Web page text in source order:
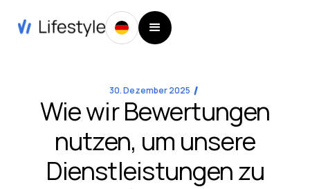
30. Dezember 2025
Wie wir Bewertungen
nutzen, um unsere
Dienstleistungen zu